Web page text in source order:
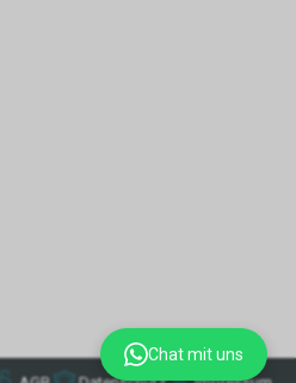
Chat mit uns